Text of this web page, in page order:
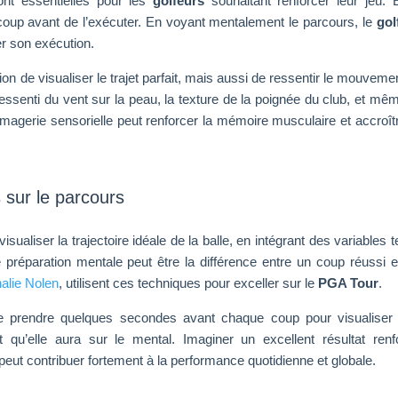
avant de l’exécuter. En voyant mentalement le parcours, le
son exécution.
de visualiser le trajet parfait, mais aussi de ressentir le
du vent sur la peau, la texture de la poignée du club, et
sensorielle peut renforcer la mémoire musculaire et
sur le parcours
la trajectoire idéale de la balle, en intégrant des variables
mentale peut être la différence entre un coup réussi
Nolen, utilisent ces techniques pour exceller sur le PGA Tour.
quelques secondes avant chaque coup pour visualiser
qu’elle aura sur le mental. Imaginer un excellent résultat
contribuer fortement à la performance quotidienne et globale.